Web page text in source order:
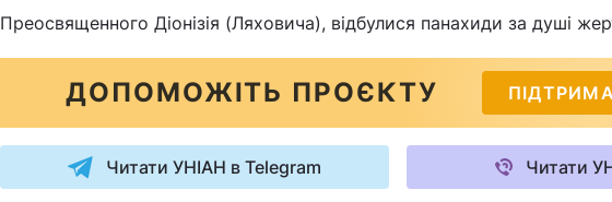
Преосвященного Діонізія (Ляховича), відбулися панахиди за душі
ДОПОМОЖІТЬ ПРОЄКТУ
Читати УНІАН в Telegram Читати